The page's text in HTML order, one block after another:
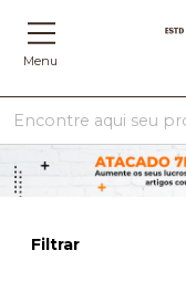
Menu
Filtrar